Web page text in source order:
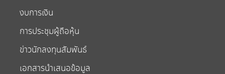
งบการเงิน
การประชุมผู้ถือหุ้น
ข่าวนักลงทุนสัมพันธ์
เอกสารนำเสนอข้อมูล